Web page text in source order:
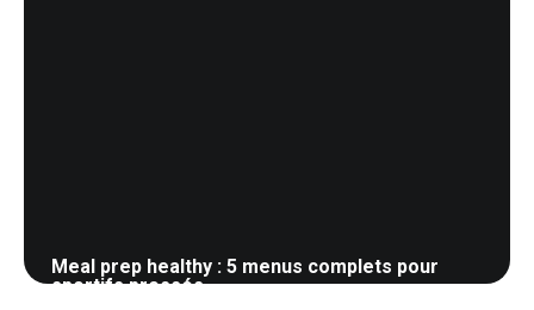
Meal prep healthy : 5 menus complets pour
sportifs pressés